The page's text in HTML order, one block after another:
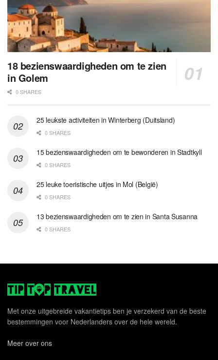
18 bezienswaardigheden om te zien
in Golem
0 SHARES
25 leukste activiteiten in Winterberg (Duitsland)
0 SHARES
15 bezienswaardigheden om te bewonderen in Stadtkyll
0 SHARES
25 leuke toeristische uitjes in Mol (België)
0 SHARES
13 bezienswaardigheden om te zien in Santa Susanna
0 SHARES
Met onze uitgebreide vakantietips ben je verzekerd van de beste
bestemmingen voor Nederlanders over de hele wereld.
Meer over ons